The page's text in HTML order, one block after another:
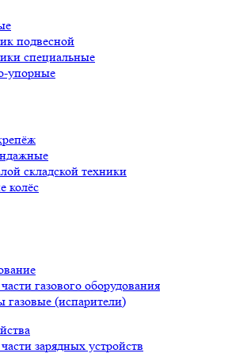
подвесной
специальные
упорные
складской техники
колёс
газового оборудования
газовые (испарители)
зарядных устройств